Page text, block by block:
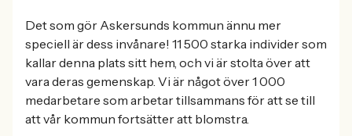
Det som gör Askersunds kommun ännu mer
speciell är dess invånare! 11 500 starka individer som
kallar denna plats sitt hem, och vi är stolta över att
vara deras gemenskap. Vi är något över 1 000
medarbetare som arbetar tillsammans för att se till
att vår kommun fortsätter att blomstra.